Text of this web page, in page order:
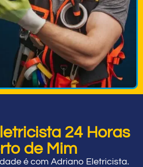
24 Horas
de Mim
é com Adriano Eletricista.